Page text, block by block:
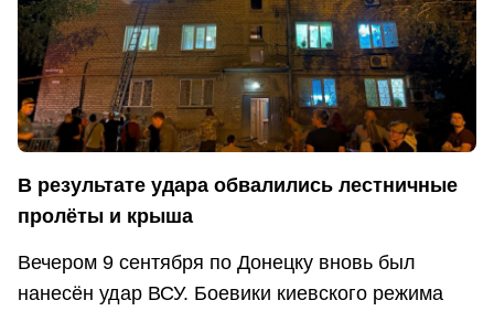
В результате удара обвалились лестничные
пролёты и крыша
Вечером 9 сентября по Донецку вновь был
нанесён удар ВСУ. Боевики киевского режима